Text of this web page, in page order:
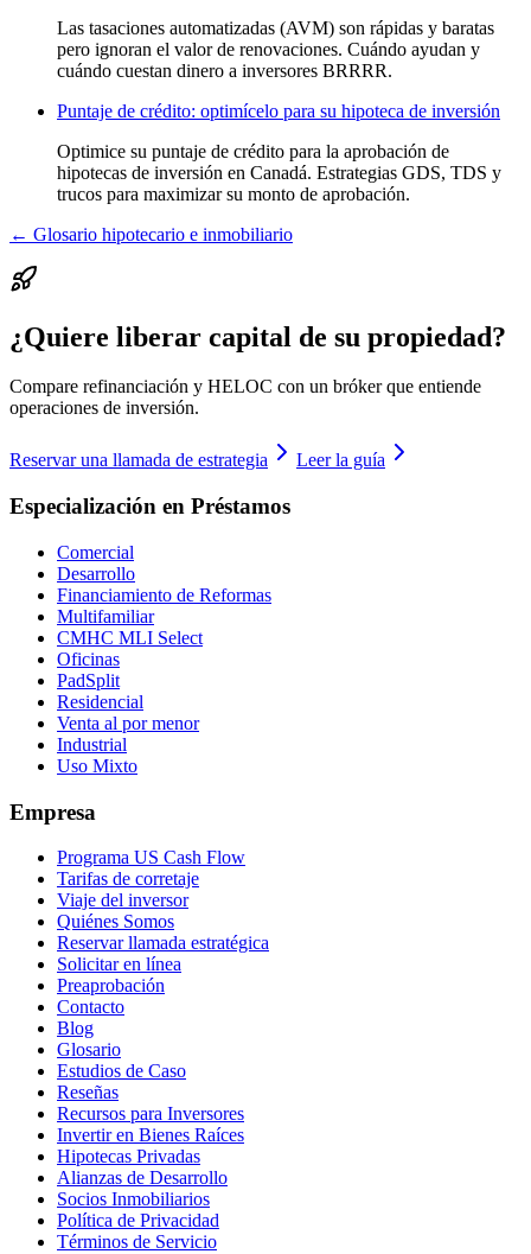
Las tasaciones automatizadas (AVM) son rápidas y baratas
pero ignoran el valor de renovaciones. Cuándo ayudan y
cuándo cuestan dinero a inversores BRRRR.
Puntaje de crédito: optimícelo para su hipoteca de inversión
Optimice su puntaje de crédito para la aprobación de
hipotecas de inversión en Canadá. Estrategias GDS, TDS y
trucos para maximizar su monto de aprobación.
← Glosario hipotecario e inmobiliario
¿Quiere liberar capital de su propiedad?
Compare refinanciación y HELOC con un bróker que entiende
operaciones de inversión.
Reservar una llamada de estrategia Leer la guía
Especialización en Préstamos
Comercial
Desarrollo
Financiamiento de Reformas
Multifamiliar
CMHC MLI Select
Oficinas
PadSplit
Residencial
Venta al por menor
Industrial
Uso Mixto
Empresa
Programa US Cash Flow
Tarifas de corretaje
Viaje del inversor
Quiénes Somos
Reservar llamada estratégica
Solicitar en línea
Preaprobación
Contacto
Blog
Glosario
Estudios de Caso
Reseñas
Recursos para Inversores
Invertir en Bienes Raíces
Hipotecas Privadas
Alianzas de Desarrollo
Socios Inmobiliarios
Política de Privacidad
Términos de Servicio